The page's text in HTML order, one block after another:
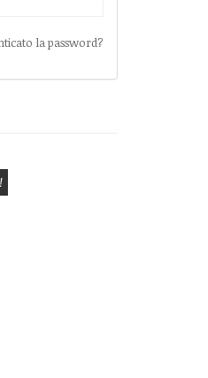
la password?